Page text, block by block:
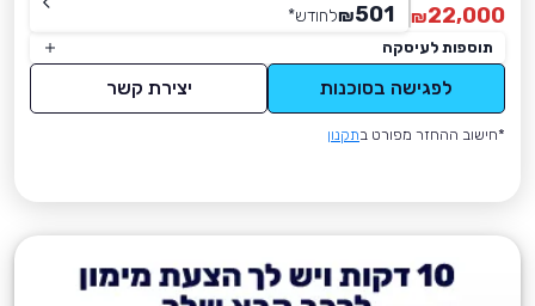
22,000
₪
501
₪לחודש*
תוספות לעיסקה
לפגישה בסוכנות יצירת קשר
*חישוב ההחזר מפורט בתקנון